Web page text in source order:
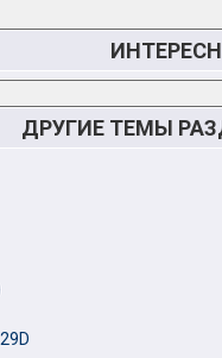
ДРУГИЕ ТЕМЫ